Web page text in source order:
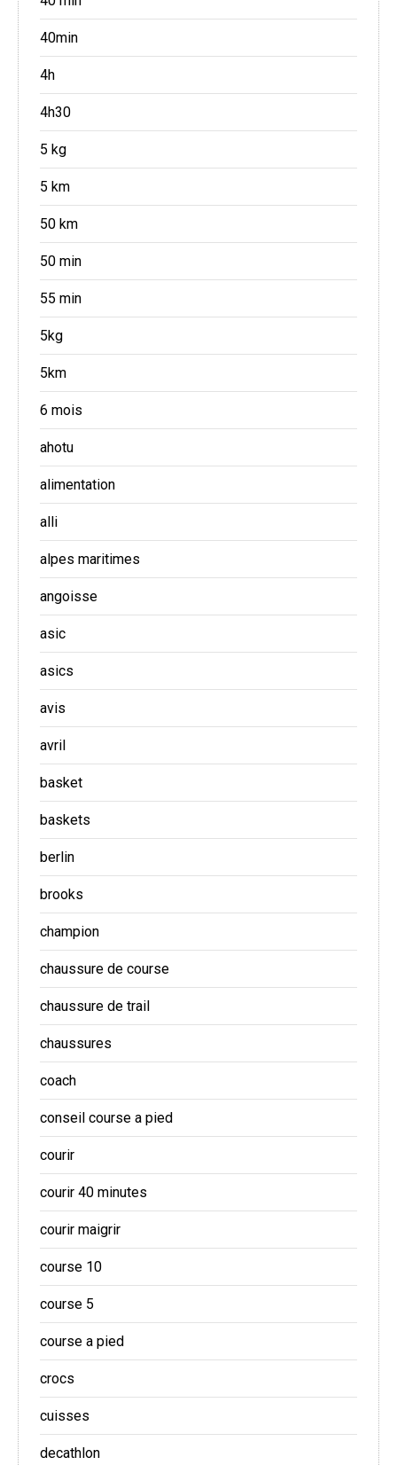
40min
4h
4h30
5 kg
5 km
50 km
50 min
55 min
5kg
5km
6 mois
ahotu
alimentation
alli
alpes maritimes
angoisse
asic
asics
avis
avril
basket
baskets
berlin
brooks
champion
chaussure de course
chaussure de trail
chaussures
coach
conseil course a pied
courir
courir 40 minutes
courir maigrir
course 10
course 5
course a pied
crocs
cuisses
decathlon